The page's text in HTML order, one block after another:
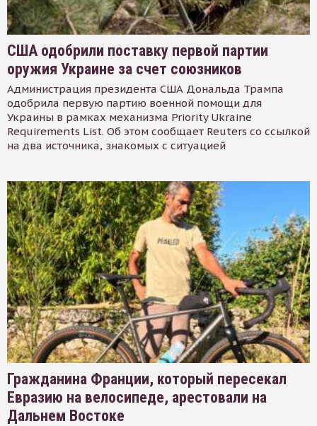
США одобрили поставку первой партии
оружия Украине за счет союзников
Администрация президента США Дональда Трампа
одобрила первую партию военной помощи для
Украины в рамках механизма Priority Ukraine
Requirements List. Об этом сообщает Reuters со ссылкой
на два источника, знакомых с ситуацией
Гражданина Франции, который пересекал
Евразию на велосипеде, арестовали на
Дальнем Востоке